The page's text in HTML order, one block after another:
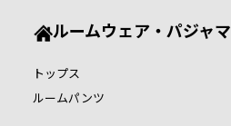
ルームウェア・パジャマ
トップス
ルームパンツ